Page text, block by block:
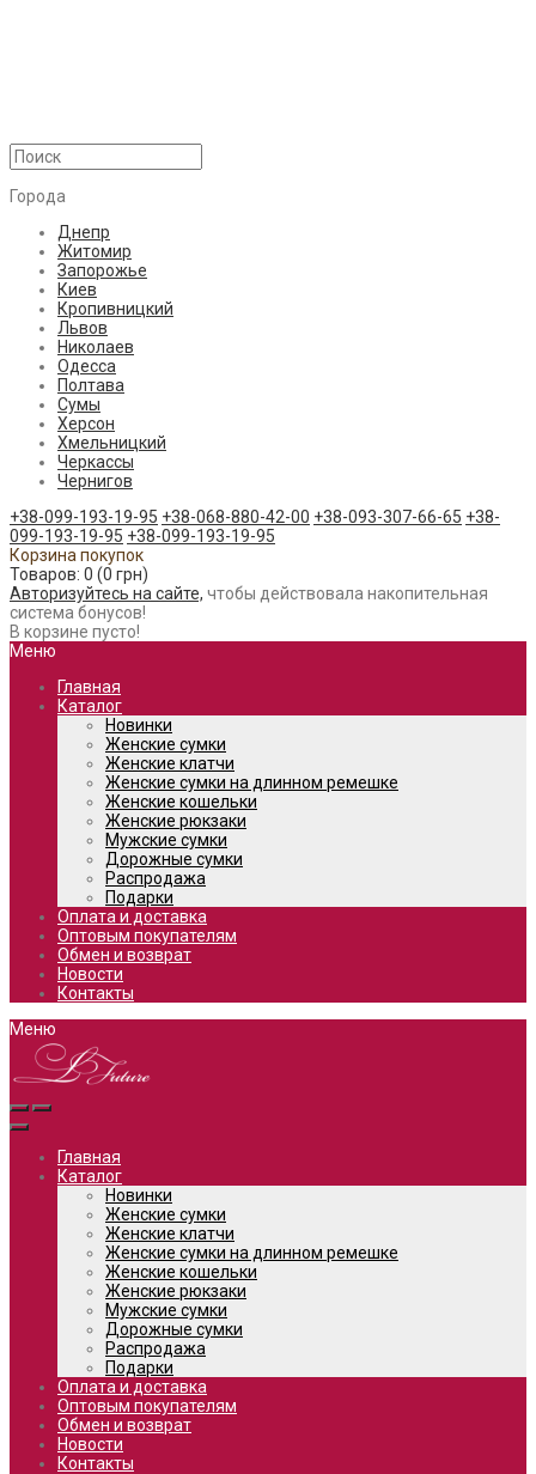
Города
Днепр
Житомир
Запорожье
Киев
Кропивницкий
Львов
Николаев
Одесса
Полтава
Сумы
Херсон
Хмельницкий
Черкассы
Чернигов
+38-099-193-19-95 +38-068-880-42-00 +38-093-307-66-65 +38-
099-193-19-95 +38-099-193-19-95
Корзина покупок
Товаров: 0 (0 грн)
Авторизуйтесь на сайте, чтобы действовала накопительная
система бонусов!
В корзине пусто!
Меню
Главная
Каталог
Новинки
Женские сумки
Женские клатчи
Женские сумки на длинном ремешке
Женские кошельки
Женские рюкзаки
Мужские сумки
Дорожные сумки
Распродажа
Подарки
Оплата и доставка
Оптовым покупателям
Обмен и возврат
Новости
Контакты
Меню
Главная
Каталог
Новинки
Женские сумки
Женские клатчи
Женские сумки на длинном ремешке
Женские кошельки
Женские рюкзаки
Мужские сумки
Дорожные сумки
Распродажа
Подарки
Оплата и доставка
Оптовым покупателям
Обмен и возврат
Новости
Контакты